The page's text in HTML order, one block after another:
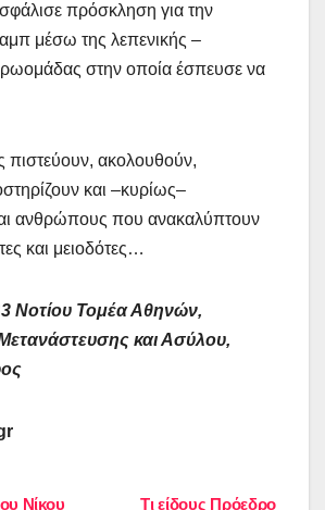
πρόσκληση για την
μέσω της λεπενικής –
στην οποία έσπευσε να
πιστεύουν, ακολουθούν,
και –κυρίως–
ανθρώπους που ανακαλύπτουν
και μειοδότες…
Νοτίου Τομέα Αθηνών,
και Ασύλου,
Τι είδους Πρόεδρο
Νίκου